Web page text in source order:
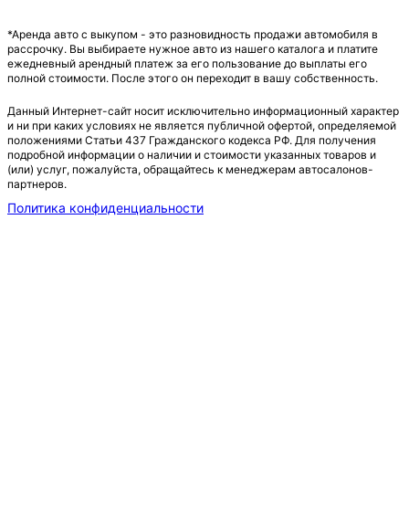
*Аренда авто с выкупом - это разновидность продажи автомобиля в
рассрочку. Вы выбираете нужное авто из нашего каталога и платите
ежедневный арендный платеж за его пользование до выплаты его
полной стоимости. После этого он переходит в вашу собственность.
Данный Интернет-сайт носит исключительно информационный характер
и ни при каких условиях не является публичной офертой, определяемой
положениями Статьи 437 Гражданского кодекса РФ. Для получения
подробной информации о наличии и стоимости указанных товаров и
(или) услуг, пожалуйста, обращайтесь к менеджерам автосалонов-
партнеров.
Политика конфиденциальности